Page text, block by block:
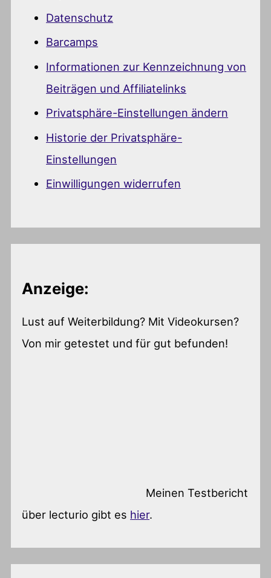
Datenschutz
Barcamps
Informationen zur Kennzeichnung von
Beiträgen und Affiliatelinks
Privatsphäre-Einstellungen ändern
Historie der Privatsphäre-
Einstellungen
Einwilligungen widerrufen
Anzeige:
Lust auf Weiterbildung? Mit Videokursen?
Von mir getestet und für gut befunden!
Meinen Testbericht
über lecturio gibt es hier.